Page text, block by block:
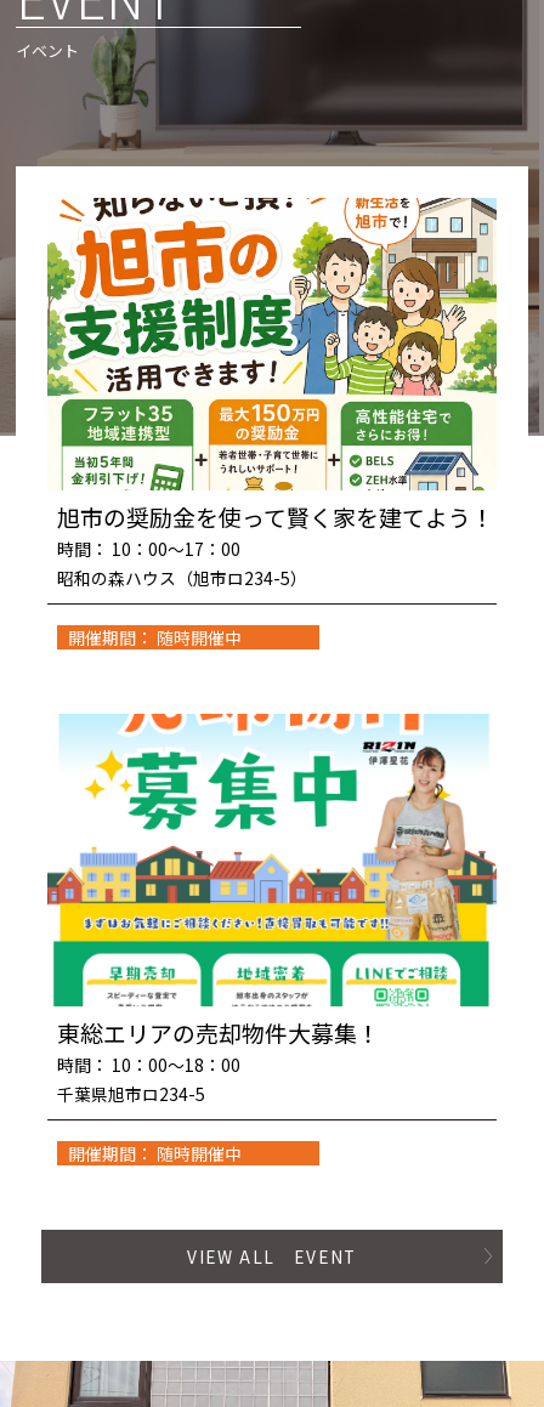
イベント
旭市の奨励金を使って賢く家を建てよう！
時間： 10：00～17：00
昭和の森ハウス（旭市ロ234-5）
開催期間： 随時開催中
東総エリアの売却物件大募集！
時間： 10：00～18：00
千葉県旭市ロ234-5
開催期間： 随時開催中
VIEW ALL EVENT